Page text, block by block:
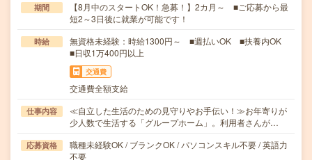
期間
【8月中のスタートOK！急募！】2カ月～ ■ご応募から最
短2～3日後に就業が可能です！
時給
無資格未経験：時給1300円～ ■週払いOK ■扶養内OK
■日収1万400円以上
交通費
交通費全額支給
仕事内容
≪自立した生活のための見守りやお手伝い！≫お年寄りが
少人数で生活する「グループホーム」。利用者さんが…
応募資格
職種未経験OK / ブランクOK / パソコンスキル不要 / 英語力
不要